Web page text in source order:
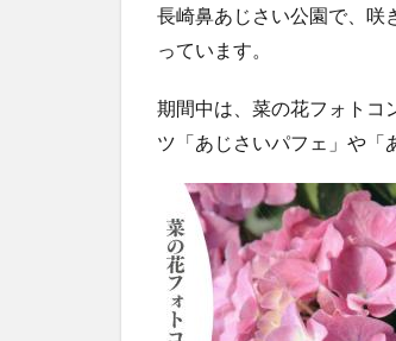
長崎鼻あじさい公園で、咲
っています。
期間中は、菜の花フォトコ
ツ「あじさいパフェ」や「